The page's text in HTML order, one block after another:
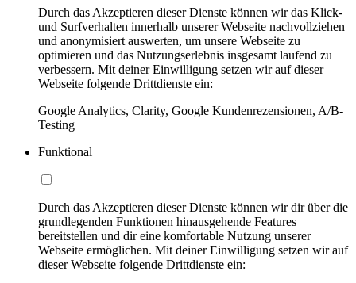
Durch das Akzeptieren dieser Dienste können wir das Klick-
und Surfverhalten innerhalb unserer Webseite nachvollziehen
und anonymisiert auswerten, um unsere Webseite zu
optimieren und das Nutzungserlebnis insgesamt laufend zu
verbessern. Mit deiner Einwilligung setzen wir auf dieser
Webseite folgende Drittdienste ein:
Google Analytics, Clarity, Google Kundenrezensionen, A/B-
Testing
Funktional
Durch das Akzeptieren dieser Dienste können wir dir über die
grundlegenden Funktionen hinausgehende Features
bereitstellen und dir eine komfortable Nutzung unserer
Webseite ermöglichen. Mit deiner Einwilligung setzen wir auf
dieser Webseite folgende Drittdienste ein: